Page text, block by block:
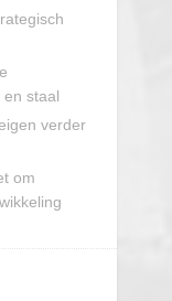
staal
verder
om